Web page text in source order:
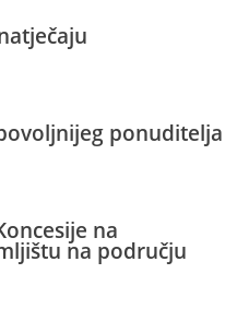
ponuditelja
na
na području